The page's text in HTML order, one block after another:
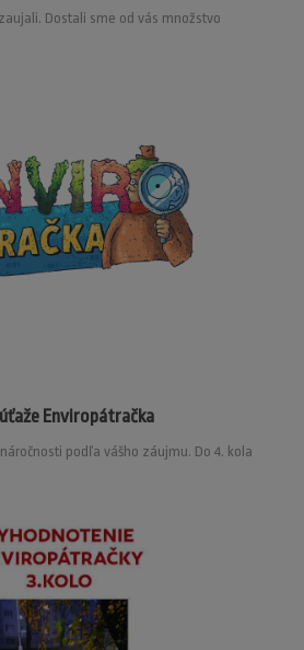
Dostali sme od vás množstvo
Enviropátračka
podľa vášho záujmu. Do 4. kola